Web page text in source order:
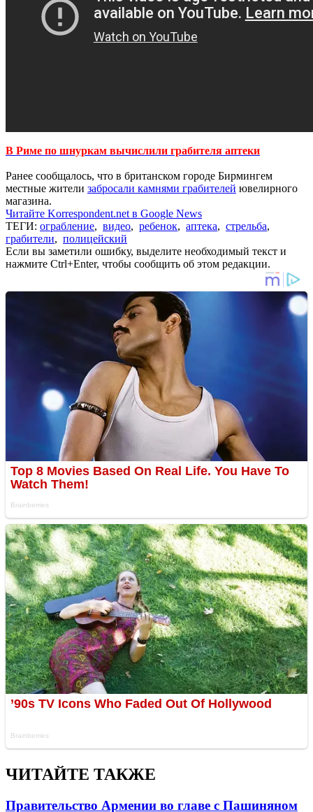
В Риме по шнуркам вычислили грабителя аптеки
Ранее сообщалось, что в британском городе Бирмингем
местные жители забросали камнями грабителей ювелирного
магазина.
Читайте Korrespondent.net в Google News
ТЕГИ: ограбление, видео, ребенок, аптека, стрельба,
грабители, полицейский
Если вы заметили ошибку, выделите необходимый текст и
нажмите Ctrl+Enter, чтобы сообщить об этом редакции.
ЧИТАЙТЕ ТАКЖЕ
Правительство Армении во главе с Пашиняном